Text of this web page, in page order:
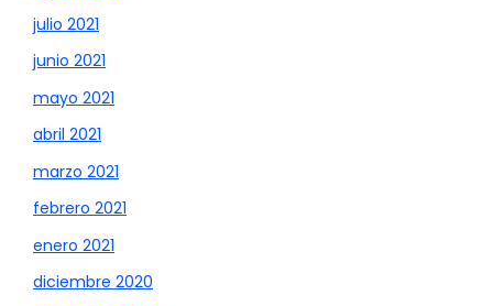
julio 2021
junio 2021
mayo 2021
abril 2021
marzo 2021
febrero 2021
enero 2021
diciembre 2020